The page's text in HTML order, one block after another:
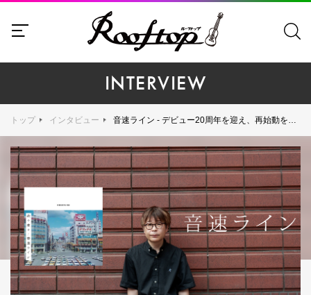
INTERVIEW
トップ インタビュー 音速ライン - デビュー20周年を迎え、再始動を告げる新作EP『淡々粛々』のリリースと『淡々粛々独演会』を開催する藤井敬之の新境地